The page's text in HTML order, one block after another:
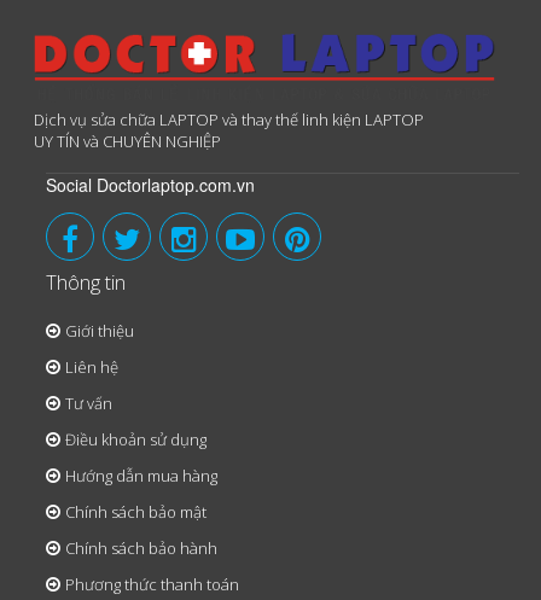
Dịch vụ sửa chữa LAPTOP và thay thế linh kiện LAPTOP
UY TÍN và CHUYÊN NGHIỆP
Social Doctorlaptop.com.vn
Thông tin
Giới thiệu
Liên hệ
Tư vấn
Điều khoản sử dụng
Hướng dẫn mua hàng
Chính sách bảo mật
Chính sách bảo hành
Phương thức thanh toán